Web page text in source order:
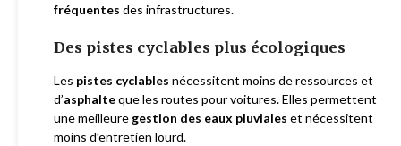
fréquentes des infrastructures.
Des pistes cyclables plus écologiques
Les pistes cyclables nécessitent moins de ressources et
d’asphalteque les routes pour voitures. Elles permettent
une meilleure gestion des eaux pluviales et nécessitent
moins d’entretien lourd.